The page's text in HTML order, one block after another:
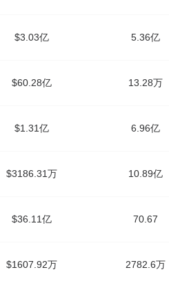
$3.03亿 5.36亿
$60.28亿 13.28万
$1.31亿 6.96亿
$3186.31万 10.89亿
$36.11亿 70.67
$1607.92万 2782.6万